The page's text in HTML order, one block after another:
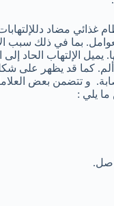
غذائي مضاد
بما في ذلك سبب
يميل الإلتهاب الحاد
كما قد يظهر على
و تتضمن بعض
ما يلي :